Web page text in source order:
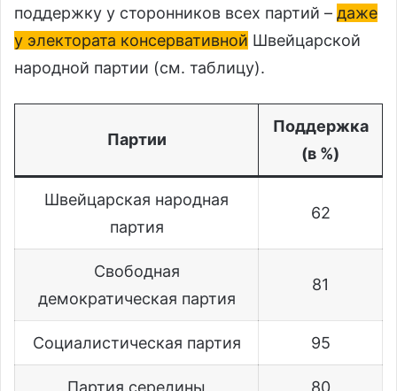
поддержку у сторонников всех партий – даже
у электората консервативной Швейцарской
народной партии (см. таблицу).
Партии
Поддержка
(в %)
Швейцарская народная
партия
62
Свободная
демократическая партия
81
Социалистическая партия 95
Партия середины 80